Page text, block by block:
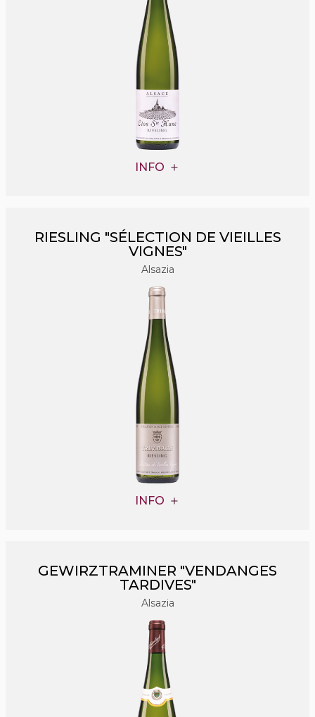
INFO
RIESLING "SÉLECTION DE VIEILLES
VIGNES"
Alsazia
INFO
GEWIRZTRAMINER "VENDANGES
TARDIVES"
Alsazia